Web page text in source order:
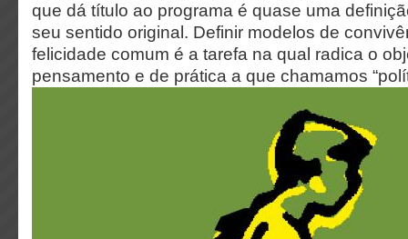
que dá título ao programa é quase uma
seu sentido original. Definir modelos de
felicidade comum é a tarefa na qual radica o
pensamento e de prática a que chamamos